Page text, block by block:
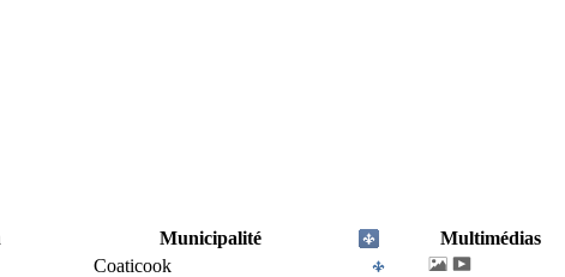
Municipalité
Multimédias
Coaticook